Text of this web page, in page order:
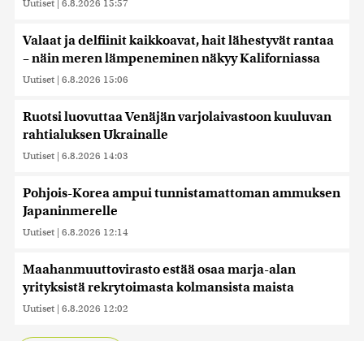
Uutiset | 6.8.2026 15:57
Valaat ja delfiinit kaikkoavat, hait lähestyvät rantaa
– näin meren lämpeneminen näkyy Kaliforniassa
Uutiset | 6.8.2026 15:06
Ruotsi luovuttaa Venäjän varjolaivastoon kuuluvan
rahtialuksen Ukrainalle
Uutiset | 6.8.2026 14:03
Pohjois-Korea ampui tunnistamattoman ammuksen
Japaninmerelle
Uutiset | 6.8.2026 12:14
Maahanmuuttovirasto estää osaa marja-alan
yrityksistä rekrytoimasta kolmansista maista
Uutiset | 6.8.2026 12:02